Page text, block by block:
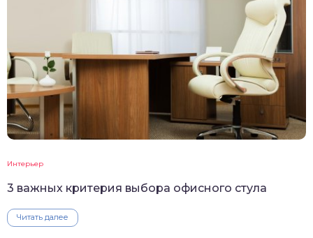
Интерьер
3 важных критерия выбора офисного стула
Читать далее